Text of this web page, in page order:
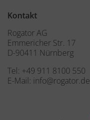
Kontakt
Rogator AG
Emmericher Str. 17
D-90411 Nürnberg
Tel: +49 911 8100 550
E-Mail: info@rogator.de